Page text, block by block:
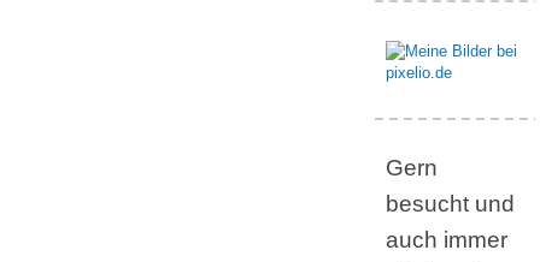
Gern
besucht und
auch immer